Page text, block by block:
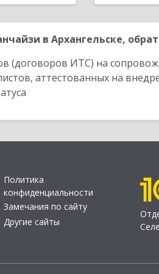
в Архангельске,
(договоров ИТС) на
аттестованных на
Политика
конфиденциальности
Замечания по сайту
Другие сайты